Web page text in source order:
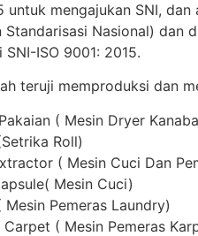
untuk mengajukan SNI,
Standarisasi Nasional) dan
ISO 9001: 2015.
teruji memproduksi dan
( Mesin Dryer
Roll)
( Mesin Cuci Dan
Mesin Cuci)
Pemeras Laundry)
( Mesin Pemeras